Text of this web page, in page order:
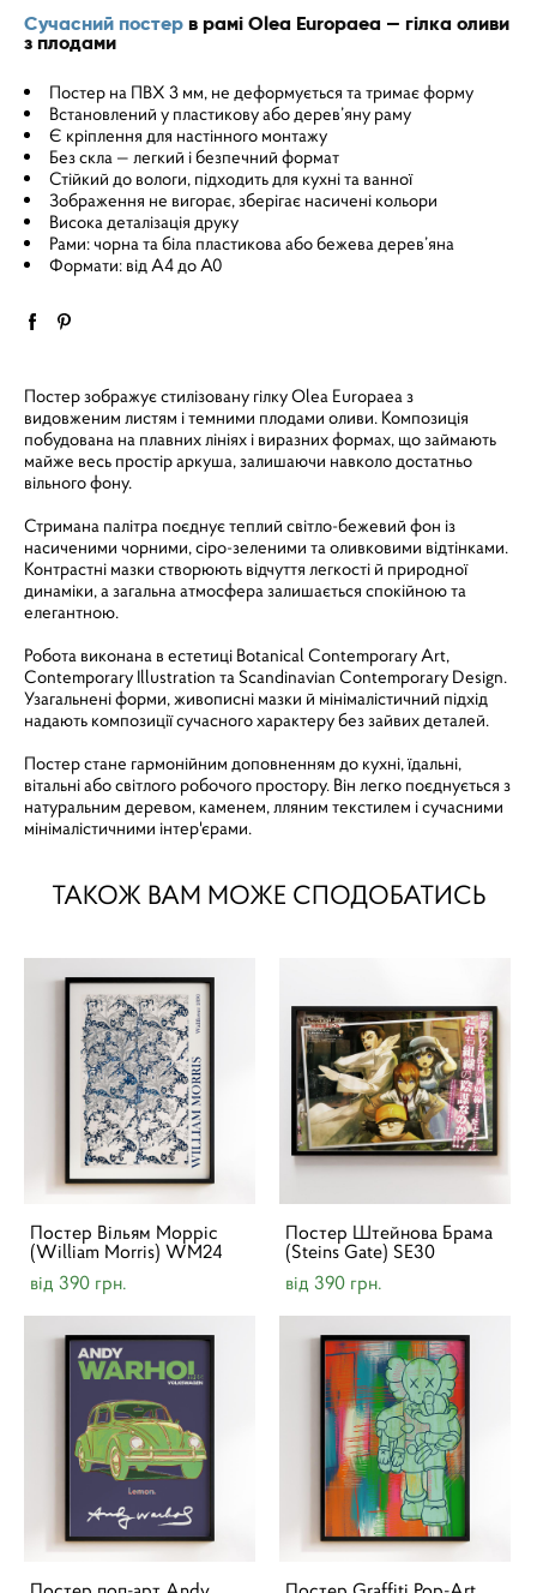
Сучасний постер в рамі Olea Europaea — гілка оливи
з плодами
Постер на ПВХ 3 мм, не деформується та тримає форму
Встановлений у пластикову або дерев’яну раму
Є кріплення для настінного монтажу
Без скла — легкий і безпечний формат
Стійкий до вологи, підходить для кухні та ванної
Зображення не вигорає, зберігає насичені кольори
Висока деталізація друку
Рами: чорна та біла пластикова або бежева дерев’яна
Формати: від A4 до A0
Постер зображує стилізовану гілку Olea Europaea з
видовженим листям і темними плодами оливи. Композиція
побудована на плавних лініях і виразних формах, що займають
майже весь простір аркуша, залишаючи навколо достатньо
вільного фону.
Стримана палітра поєднує теплий світло-бежевий фон із
насиченими чорними, сіро-зеленими та оливковими відтінками.
Контрастні мазки створюють відчуття легкості й природної
динаміки, а загальна атмосфера залишається спокійною та
елегантною.
Робота виконана в естетиці Botanical Contemporary Art,
Contemporary Illustration та Scandinavian Contemporary Design.
Узагальнені форми, живописні мазки й мінімалістичний підхід
надають композиції сучасного характеру без зайвих деталей.
Постер стане гармонійним доповненням до кухні, їдальні,
вітальні або світлого робочого простору. Він легко поєднується з
натуральним деревом, каменем, лляним текстилем і сучасними
мінімалістичними інтер'єрами.
ТАКОЖ ВАМ МОЖЕ СПОДОБАТИСЬ
Постер Вільям Морріс
(William Morris) WM24
від 390 грн.
Постер Штейнова Брама
(Steins Gate) SE30
від 390 грн.